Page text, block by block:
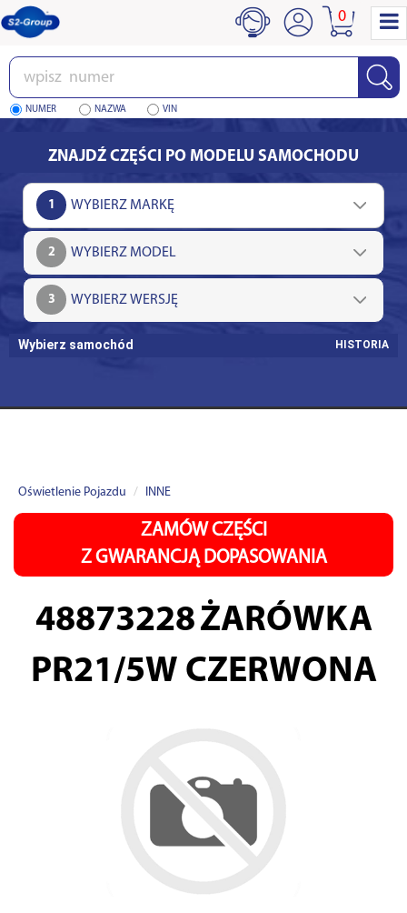
Wpisz
numer
NUMER NAZWA VIN
0
ZNAJDŹ CZĘŚCI PO MODELU SAMOCHODU
1
2
3
Wybierz samochód HISTORIA
Oświetlenie Pojazdu INNE
ZAMÓW CZĘŚCI
Z GWARANCJĄ DOPASOWANIA
48873228ŻARÓWKA
PR21/5W CZERWONA